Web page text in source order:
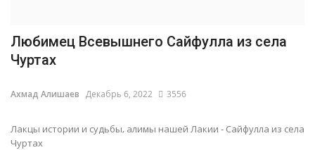
Любимец Всевышнего Сайфулла из села
Чуртах
Ахмад Алишаев Декабрь 6, 2022 3556
Лакцы истории и судьбы, алимы нашей Лакии - Сайфулла из села
Чуртах